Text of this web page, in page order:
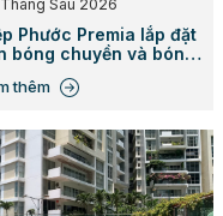
Sáu 2026
Phước Premia lắp đặt
bóng chuyền và bóng
thêm